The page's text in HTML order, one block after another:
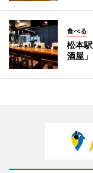
食べる
松本
酒屋